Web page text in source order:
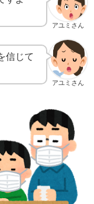
アユミさん
アユミさん
信じて